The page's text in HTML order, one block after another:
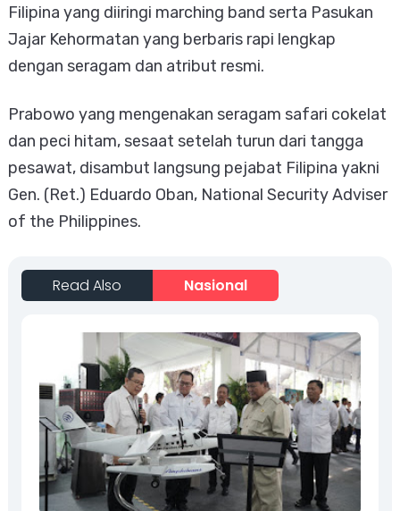
Filipina yang diiringi marching band serta Pasukan
Jajar Kehormatan yang berbaris rapi lengkap
dengan seragam dan atribut resmi.
Prabowo yang mengenakan seragam safari cokelat
dan peci hitam, sesaat setelah turun dari tangga
pesawat, disambut langsung pejabat Filipina yakni
Gen. (Ret.) Eduardo Oban, National Security Adviser
of the Philippines.
Read Also Nasional